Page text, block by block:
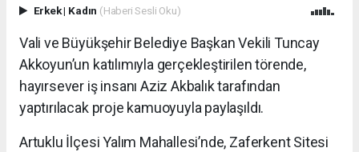
Erkek| Kadın (Haberi Sesli Oku)
Vali ve Büyükşehir Belediye Başkan Vekili Tuncay
Akkoyun’un katılımıyla gerçekleştirilen törende,
hayırsever iş insanı Aziz Akbalık tarafından
yaptırılacak proje kamuoyuyla paylaşıldı.
Artuklu İlçesi Yalım Mahallesi’nde, Zaferkent Sitesi